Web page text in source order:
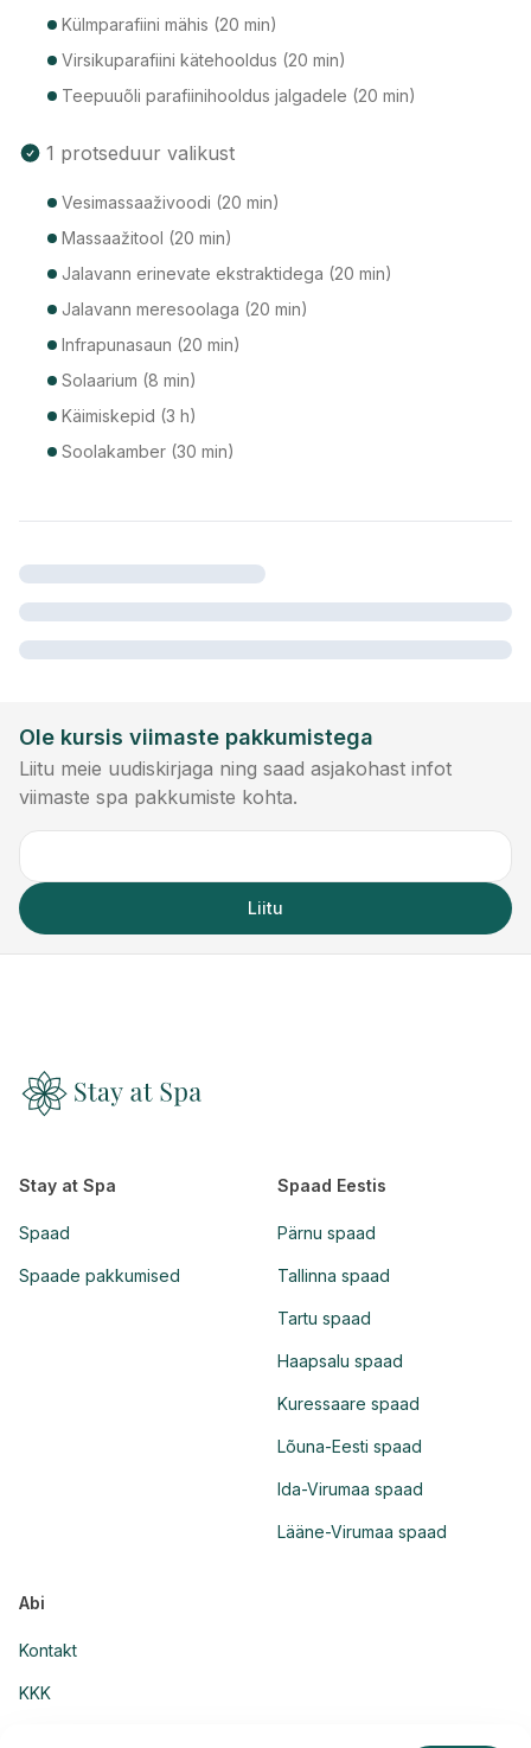
Külmparafiini mähis (20 min)
Virsikuparafiini kätehooldus (20 min)
Teepuuõli parafiinihooldus jalgadele (20 min)
1 protseduur valikust
Vesimassaaživoodi (20 min)
Massaažitool (20 min)
Jalavann erinevate ekstraktidega (20 min)
Jalavann meresoolaga (20 min)
Infrapunasaun (20 min)
Solaarium (8 min)
Käimiskepid (3 h)
Soolakamber (30 min)
Ole kursis viimaste pakkumistega
Liitu meie uudiskirjaga ning saad asjakohast infot
viimaste spa pakkumiste kohta.
Liitu
Stay at Spa
Spaad
Spaade pakkumised
Spaad Eestis
Pärnu spaad
Tallinna spaad
Tartu spaad
Haapsalu spaad
Kuressaare spaad
Lõuna-Eesti spaad
Ida-Virumaa spaad
Lääne-Virumaa spaad
Abi
Kontakt
KKK